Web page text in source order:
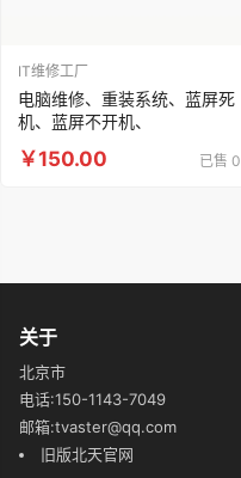
IT维修工厂
电脑维修、重装系统、蓝屏死
机、蓝屏不开机、
￥150.00 已售 0
关于
北京市
电话:150-1143-7049
邮箱:tvaster@qq.com
旧版北天官网